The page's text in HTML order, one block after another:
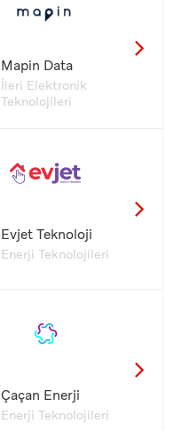
Mapin Data
İleri Elektronik
Teknolojileri
Evjet Teknoloji
Enerji Teknolojileri
Çaçan Enerji
Enerji Teknolojileri